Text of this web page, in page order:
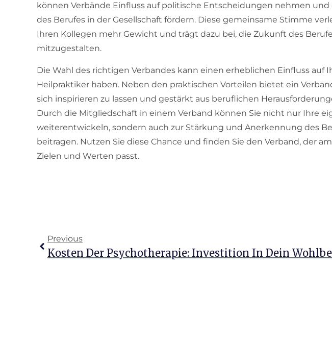
können Verbände Einfluss auf politische Entscheidungen nehmen
des Berufes in der Gesellschaft fördern. Diese gemeinsame Stimme
Ihren Kollegen mehr Gewicht und trägt dazu bei, die Zukunft des
mitzugestalten.
Die Wahl des richtigen Verbandes kann einen erheblichen Einfluss auf
Heilpraktiker haben. Neben den praktischen Vorteilen bietet ein
sich inspirieren zu lassen und gestärkt aus beruflichen
Durch die Mitgliedschaft in einem Verband können Sie nicht nur Ihre
weiterentwickeln, sondern auch zur Stärkung und Anerkennung des
beitragen. Nutzen Sie diese Chance und finden Sie den Verband, der
Zielen und Werten passt.
Previous